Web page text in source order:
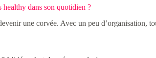
healthy dans son quotidien ?
une corvée. Avec un peu d’organisation,